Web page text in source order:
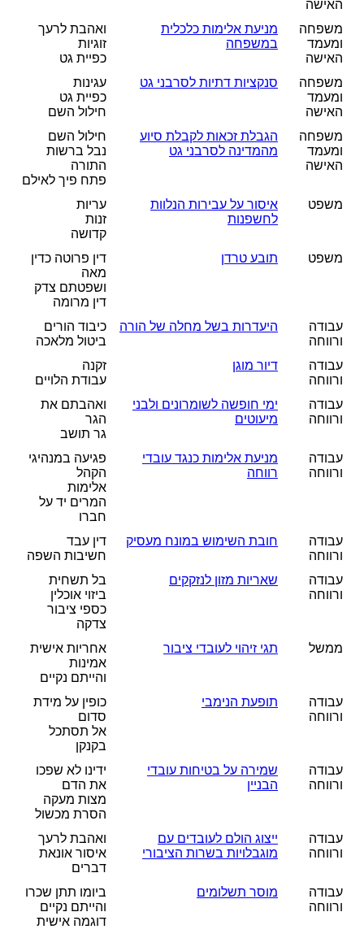
האישה
משפחה
ומעמד
האישה
מניעת אלימות כלכלית
במשפחה
ואהבת לרעך
זוגיות
כפיית גט
משפחה
ומעמד
האישה
סנקציות דתיות לסרבני גט
עגינות
כפיית גט
חילול השם
משפחה
ומעמד
האישה
הגבלת זכאות לקבלת סיוע
מהמדינה לסרבני גט
חילול השם
נבל ברשות
התורה
פתח פיך לאילם
משפט
איסור על עבירות הנלוות
לחשפנות
עריות
זנות
קדושה
משפט
תובע טרדן
דין פרוטה כדין
מאה
ושפטתם צדק
דין מרומה
עבודה
ורווחה
היעדרות בשל מחלה של הורה
כיבוד הורים
ביטול מלאכה
עבודה
ורווחה
דיור מוגן
זקנה
עבודת הלויים
עבודה
ורווחה
ימי חופשה לשומרונים ולבני
מיעוטים
ואהבתם את
הגר
גר תושב
עבודה
ורווחה
מניעת אלימות כנגד עובדי
רווחה
פגיעה במנהיגי
הקהל
אלימות
המרים יד על
חברו
עבודה
ורווחה
חובת השימוש במונח מעסיק
דין עבד
חשיבות השפה
עבודה
ורווחה
שאריות מזון לנזקקים
בל תשחית
ביזוי אוכלין
כספי ציבור
צדקה
ממשל
תגי זיהוי לעובדי ציבור
אחריות אישית
אמינות
והייתם נקיים
עבודה
ורווחה
תופעת הנימבי
כופין על מידת
סדום
אל תסתכל
בקנקן
עבודה
ורווחה
שמירה על בטיחות עובדי
הבניין
ידינו לא שפכו
את הדם
מצות מעקה
הסרת מכשול
עבודה
ורווחה
ייצוג הולם לעובדים עם
מוגבלויות בשרות הציבורי
ואהבת לרעך
איסור אונאת
דברים
עבודה
ורווחה
מוסר תשלומים
ביומו תתן שכרו
והייתם נקיים
דוגמה אישית